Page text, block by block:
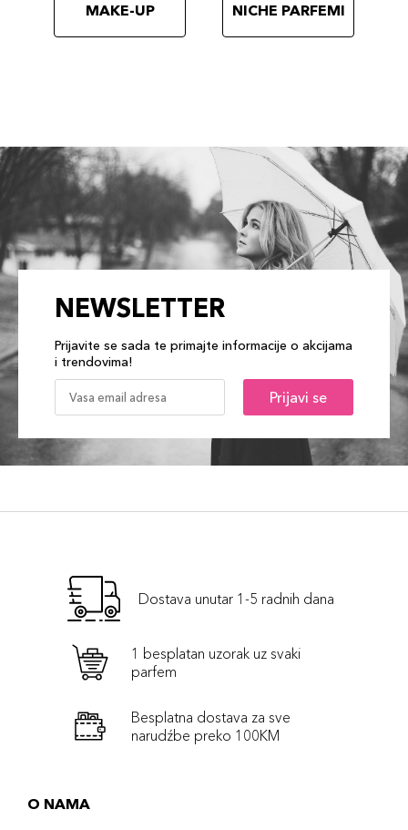
MAKE-UP NICHE PARFEMI
NEWSLETTER
Prijavite se sada te primajte informacije o akcijama
i trendovima!
Prijavi se
Dostava unutar 1-5 radnih dana
1 besplatan uzorak uz svaki
parfem
Besplatna dostava za sve
narudźbe preko 100KM
O NAMA